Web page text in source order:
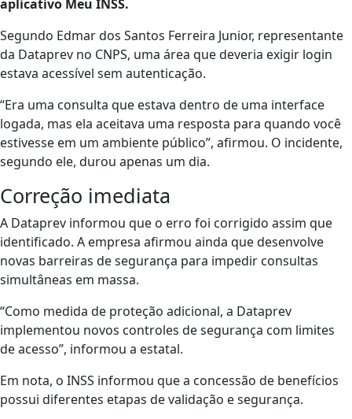
aplicativo Meu INSS.
Segundo Edmar dos Santos Ferreira Junior, representante
da Dataprev no CNPS, uma área que deveria exigir login
estava acessível sem autenticação.
“Era uma consulta que estava dentro de uma interface
logada, mas ela aceitava uma resposta para quando você
estivesse em um ambiente público”, afirmou. O incidente,
segundo ele, durou apenas um dia.
Correção imediata
A Dataprev informou que o erro foi corrigido assim que
identificado. A empresa afirmou ainda que desenvolve
novas barreiras de segurança para impedir consultas
simultâneas em massa.
“Como medida de proteção adicional, a Dataprev
implementou novos controles de segurança com limites
de acesso”, informou a estatal.
Em nota, o INSS informou que a concessão de benefícios
possui diferentes etapas de validação e segurança.